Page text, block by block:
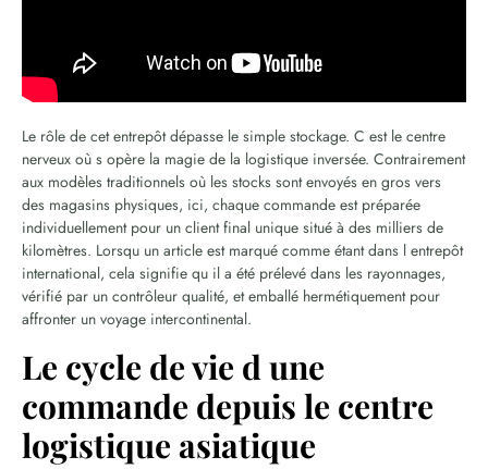
Le rôle de cet entrepôt dépasse le simple stockage. C est le centre
nerveux où s opère la magie de la logistique inversée. Contrairement
aux modèles traditionnels où les stocks sont envoyés en gros vers
des magasins physiques, ici, chaque commande est préparée
individuellement pour un client final unique situé à des milliers de
kilomètres. Lorsqu un article est marqué comme étant dans l entrepôt
international, cela signifie qu il a été prélevé dans les rayonnages,
vérifié par un contrôleur qualité, et emballé hermétiquement pour
affronter un voyage intercontinental.
Le cycle de vie d une
commande depuis le centre
logistique asiatique